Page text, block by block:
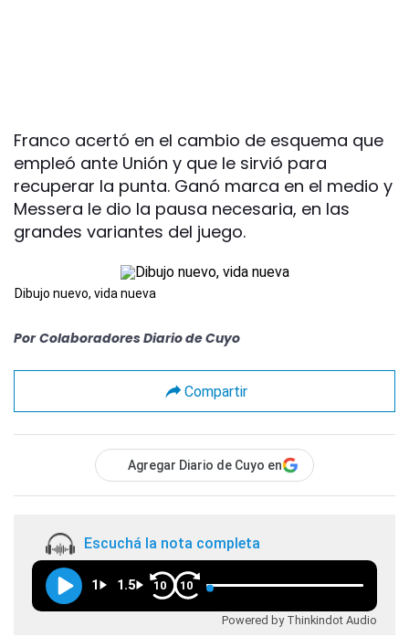
Franco acertó en el cambio de esquema que
empleó ante Unión y que le sirvió para
recuperar la punta. Ganó marca en el medio y
Messera le dio la pausa necesaria, en las
grandes variantes del juego.
Dibujo nuevo, vida nueva
Por Colaboradores Diario de Cuyo
Compartir
Agregar Diario de Cuyo en
Escuchá la nota completa
1 1.5 10 10
Powered by Thinkindot Audio